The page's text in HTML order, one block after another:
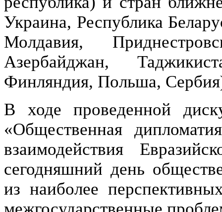
Украина, Республика
Молдавия,
Азербайджан,
Финляндия, Польша,
В ходе проведенной
«Общественная
взаимодействия
сегодняшний день
из наиболее